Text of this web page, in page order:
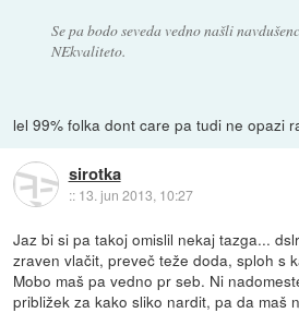
Se pa bodo seveda vedno našli
NEkvaliteto.
lel 99% folka dont care pa tudi ne opazi
sirotka
:: 13. jun 2013, 10:27
Jaz bi si pa takoj omislil nekaj tazga...
zraven vlačit, preveč teže doda, sploh s
Mobo maš pa vedno pr seb. Ni
približek za kako sliko nardit, pa da maš